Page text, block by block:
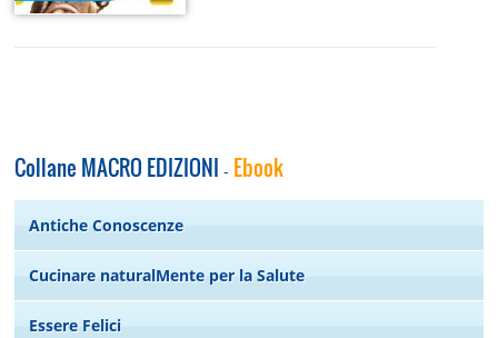
Collane MACRO EDIZIONI - Ebook
Antiche Conoscenze
Cucinare naturalMente per la Salute
Essere Felici